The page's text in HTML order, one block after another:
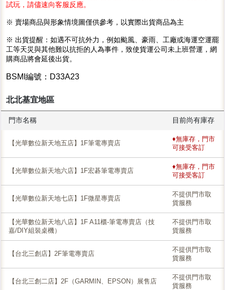
試玩，請儘速向客服反應。
※ 賣場商品與形象情境圖僅供參考，以實際出貨商品為主
※ 出貨提醒：如遇不可抗外力，例如颱風、豪雨、工廠或海運空運罷
工等天災與其他難以抗拒的人為事件，致使貨運公司未上班營運，網
購商品將會延後出貨。
BSMI編號：D33A23
北北基宜地區
門市名稱 目前尚有庫存
【光華數位新天地五店】1F筆電專賣店
♦無庫存，門市
可接受客訂
【光華數位新天地六店】1F宏碁筆電專賣店
♦無庫存，門市
可接受客訂
【光華數位新天地七店】1F微星專賣店
不提供門市取
貨服務
【光華數位新天地八店】1F A11櫃-筆電專賣店（技
嘉/DIY組裝桌機）
不提供門市取
貨服務
【台北三創店】2F筆電專賣店
不提供門市取
貨服務
【台北三創二店】2F（GARMIN、EPSON）展售店
不提供門市取
貨服務